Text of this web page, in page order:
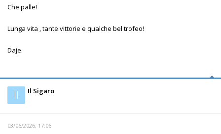
Che palle!
Lunga vita , tante vittorie e qualche bel trofeo!
Daje.
Il Il Sigaro
03/06/2026, 17:06